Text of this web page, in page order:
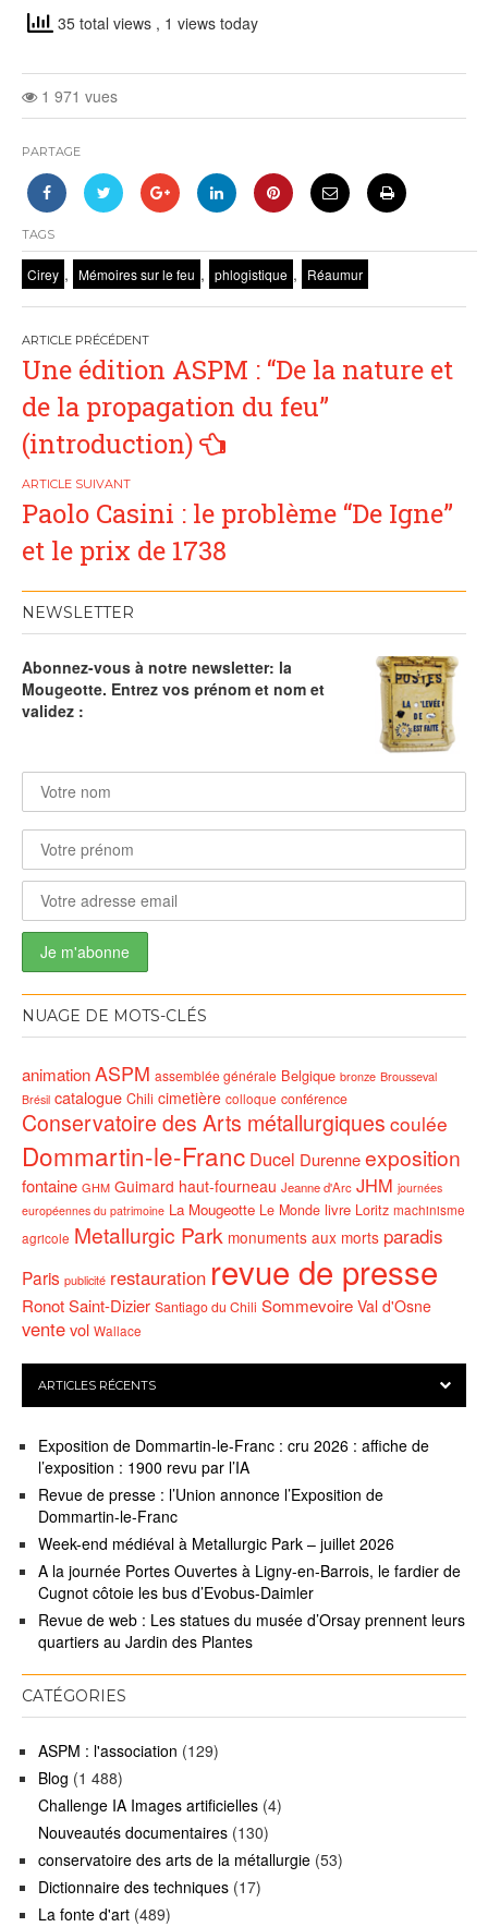
35 total views , 1 views today
1 971 vues
PARTAGE
TAGS
Cirey , Mémoires sur le feu , phlogistique , Réaumur
Navigation
de
l’article
Une édition ASPM : “De la nature et
de la propagation du feu”
(introduction)
Paolo Casini : le problème “De Igne”
et le prix de 1738
NEWSLETTER
Abonnez-vous à notre newsletter: la
Mougeotte. Entrez vos prénom et nom et
validez :
NUAGE DE MOTS-CLÉS
animationASPM assemblée générale Belgique bronze Brousseval
Brésil catalogue Chili cimetière colloque conférence
Conservatoire des Arts métallurgiques coulée
Dommartin-le-Franc Ducel Durenneexposition
fontaine GHM Guimard haut-fourneau Jeanne d'Arc JHM journées
européennes du patrimoine La Mougeotte Le Monde livre Loritz machinisme
agricole Metallurgic Park monuments aux morts paradis
Paris publicité restauration revue de presse
RonotSaint-Dizier Santiago du Chili Sommevoire Val d'Osne
ventevol Wallace
ARTICLES RÉCENTS
Exposition de Dommartin-le-Franc : cru 2026 : affiche de
l’exposition : 1900 revu par l’IA
Revue de presse : l’Union annonce l’Exposition de
Dommartin-le-Franc
Week-end médiéval à Metallurgic Park – juillet 2026
A la journée Portes Ouvertes à Ligny-en-Barrois, le fardier de
Cugnot côtoie les bus d’Evobus-Daimler
Revue de web : Les statues du musée d’Orsay prennent leurs
quartiers au Jardin des Plantes
CATÉGORIES
ASPM : l'association (129)
Blog (1 488)
Challenge IA Images artificielles (4)
Nouveautés documentaires (130)
conservatoire des arts de la métallurgie (53)
Dictionnaire des techniques (17)
La fonte d'art (489)